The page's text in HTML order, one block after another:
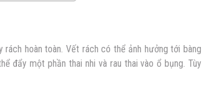
hoàn toàn. Vết rách có thể ảnh hưởng tới bàng
đẩy một phần thai nhi và rau thai vào ổ bụng. Tùy